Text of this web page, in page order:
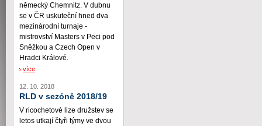
německý Chemnitz. V dubnu
se v ČR uskuteční hned dva
mezinárodní turnaje -
mistrovství Masters v Peci pod
Sněžkou a Czech Open v
Hradci Králové.
více
12. 10. 2018
RLD v sezóně 2018/19
V ricochetové lize družstev se
letos utkají čtyři týmy ve dvou